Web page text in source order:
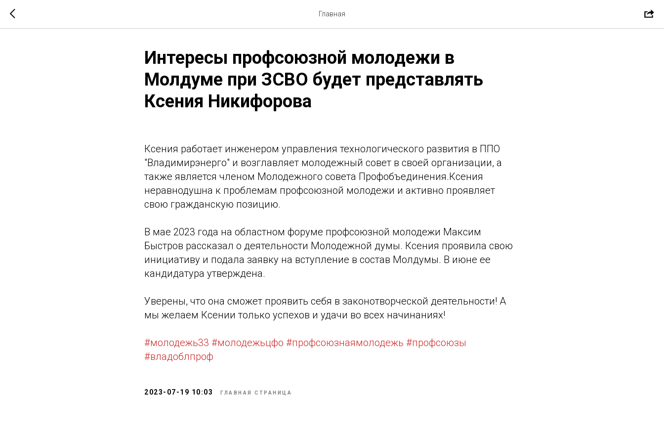
Главная
Интересы профсоюзной молодежи в
Молдуме при ЗСВО будет представлять
Ксения Никифорова
Ксения работает инженером управления технологического развития в ППО
"Владимирэнерго" и возглавляет молодежный совет в своей организации, а
также является членом Молодежного совета Профобъединения.Ксения
неравнодушна к проблемам профсоюзной молодежи и активно проявляет
свою гражданскую позицию.
В мае 2023 года на областном форуме профсоюзной молодежи Максим
Быстров рассказал о деятельности Молодежной думы. Ксения проявила свою
инициативу и подала заявку на вступление в состав Молдумы. В июне ее
кандидатура утверждена.
Уверены, что она сможет проявить себя в законотворческой деятельности! А
мы желаем Ксении только успехов и удачи во всех начинаниях!
#молодежь33 #молодежьцфо #профсоюзнаямолодежь #профсоюзы
#владоблпроф
2023-07-19 10:03 ГЛАВНАЯ СТРАНИЦА